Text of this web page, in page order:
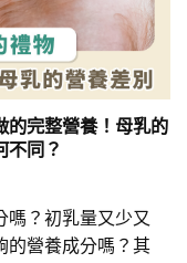
的完整營養！母乳的
不同？
嗎？初乳量又少又
的營養成分嗎？其